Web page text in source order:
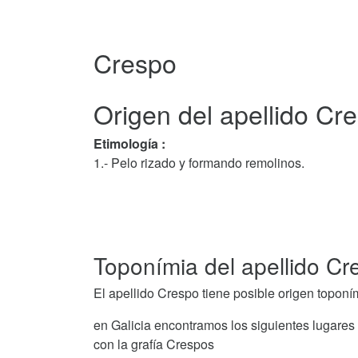
Crespo
Origen del apellido
Etimología :
1.- Pelo rizado y formando remolinos.
Toponímia del apellido
El apellido Crespo tiene posible origen
en Galicia encontramos los siguientes lugares
con la grafía Crespos